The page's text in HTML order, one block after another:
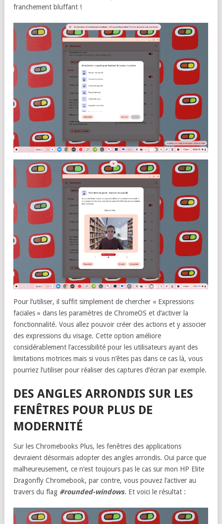
franchement bluffant !
Pour l’utiliser, il suffit simplement de chercher « Expressions
faciales » dans les paramètres de ChromeOS et d’activer la
fonctionnalité. Vous allez pouvoir créer des actions et y associer
des expressions du visage. Cette option améliore
considérablement l’accessibilité pour les utilisateurs ayant des
limitations motrices mais si vous n’êtes pas dans ce cas là, vous
pourriez l’utiliser pour réaliser des captures d’écran par exemple.
DES ANGLES ARRONDIS SUR LES
FENÊTRES POUR PLUS DE
MODERNITÉ
Sur les Chromebooks Plus, les fenêtres des applications
devraient désormais adopter des angles arrondis. Oui parce que
malheureusement, ce n’est toujours pas le cas sur mon HP Elite
Dragonfly Chromebook, par contre, vous pouvez l’activer au
travers du flag #rounded-windows. Et voici le résultat :